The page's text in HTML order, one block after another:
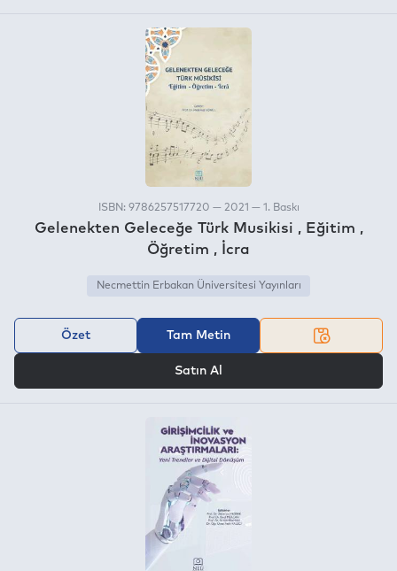
ISBN: 9786257517720 — 2021 — 1. Baskı
Gelenekten Geleceğe Türk Musikisi , Eğitim ,
Öğretim , İcra
Necmettin Erbakan Üniversitesi Yayınları
Özet Tam Metin
Satın Al